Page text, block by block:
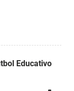
Educativo